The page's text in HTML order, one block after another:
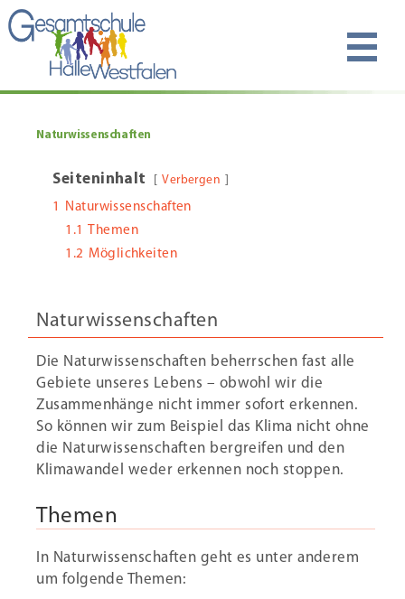
Naturwissenschaften
Seiteninhalt Verbergen
1
Naturwissenschaften
1.1
Themen
1.2 Möglichkeiten
Naturwissenschaften
Die Naturwissenschaften beherrschen fast alle
Gebiete unseres Lebens – obwohl wir die
Zusammenhänge nicht immer sofort erkennen.
So können wir zum Beispiel das Klima nicht ohne
die Naturwissenschaften bergreifen und den
Klimawandel weder erkennen noch stoppen.
Themen
In Naturwissenschaften geht es unter anderem
um folgende Themen: